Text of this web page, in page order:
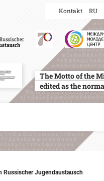
Kontakt RU
The Motto of the
edited as the
Russischer Jugendaustausch